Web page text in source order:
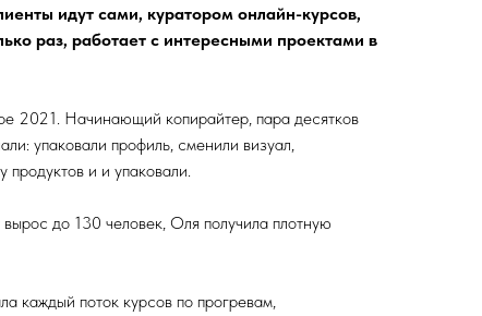
идут сами, куратором онлайн-курсов,
раз, работает с интересными проектами в
2021. Начинающий копирайтер, пара десятков
упаковали профиль, сменили визуал,
продуктов и и упаковали.
до 130 человек, Оля получила плотную
каждый поток курсов по прогревам,